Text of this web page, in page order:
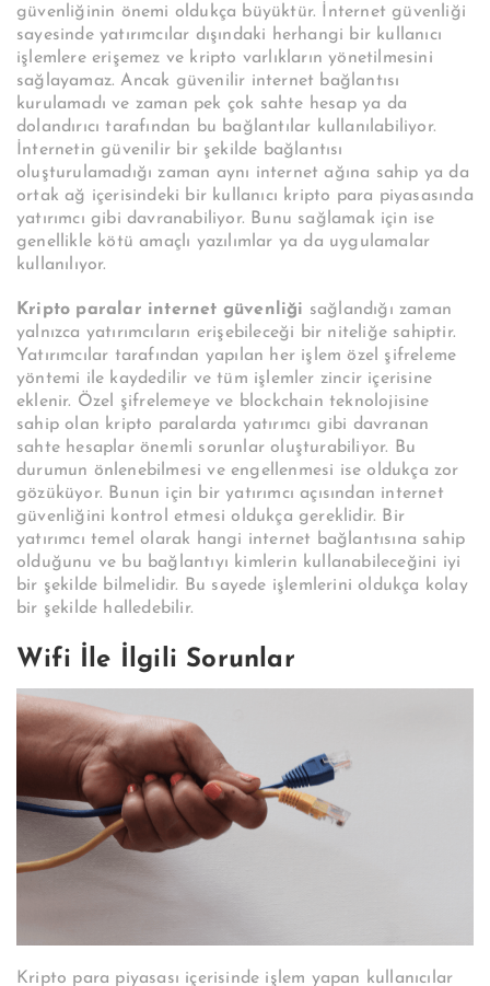
güvenliğinin önemi oldukça büyüktür. İnternet güvenliği
sayesinde yatırımcılar dışındaki herhangi bir kullanıcı
işlemlere erişemez ve kripto varlıkların yönetilmesini
sağlayamaz. Ancak güvenilir internet bağlantısı
kurulamadı ve zaman pek çok sahte hesap ya da
dolandırıcı tarafından bu bağlantılar kullanılabiliyor.
İnternetin güvenilir bir şekilde bağlantısı
oluşturulamadığı zaman aynı internet ağına sahip ya da
ortak ağ içerisindeki bir kullanıcı kripto para piyasasında
yatırımcı gibi davranabiliyor. Bunu sağlamak için ise
genellikle kötü amaçlı yazılımlar ya da uygulamalar
kullanılıyor.
Kripto paralar internet güvenliği sağlandığı zaman
yalnızca yatırımcıların erişebileceği bir niteliğe sahiptir.
Yatırımcılar tarafından yapılan her işlem özel şifreleme
yöntemi ile kaydedilir ve tüm işlemler zincir içerisine
eklenir. Özel şifrelemeye ve blockchain teknolojisine
sahip olan kripto paralarda yatırımcı gibi davranan
sahte hesaplar önemli sorunlar oluşturabiliyor. Bu
durumun önlenebilmesi ve engellenmesi ise oldukça zor
gözüküyor. Bunun için bir yatırımcı açısından internet
güvenliğini kontrol etmesi oldukça gereklidir. Bir
yatırımcı temel olarak hangi internet bağlantısına sahip
olduğunu ve bu bağlantıyı kimlerin kullanabileceğini iyi
bir şekilde bilmelidir. Bu sayede işlemlerini oldukça kolay
bir şekilde halledebilir.
Wifi İle İlgili Sorunlar
Kripto para piyasası içerisinde işlem yapan kullanıcılar